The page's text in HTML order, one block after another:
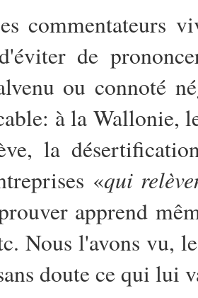
commentateurs
de
ou connoté
à la Wallonie,
la
«qui
apprend
Nous l'avons vu,
doute ce qui lui